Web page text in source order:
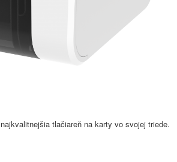
tlačiareň na karty vo svojej triede.